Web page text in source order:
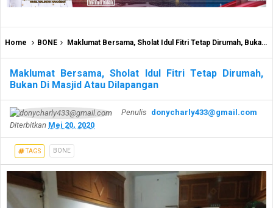
Home BONE Maklumat Bersama, Sholat Idul Fitri Tetap Dirumah, Bukan Di Masjid Atau Dilapangan
Maklumat Bersama, Sholat Idul Fitri Tetap Dirumah,
Bukan Di Masjid Atau Dilapangan
Penulis donycharly433@gmail.com
Diterbitkan Mei 20, 2020
TAGS BONE